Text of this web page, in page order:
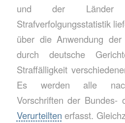
und der Länder
Strafverfolgungsstatistik
über die Anwendung der
durch deutsche
Straffälligkeit
Es werden alle
Vorschriften der Bundes-
Verurteilten erfasst.